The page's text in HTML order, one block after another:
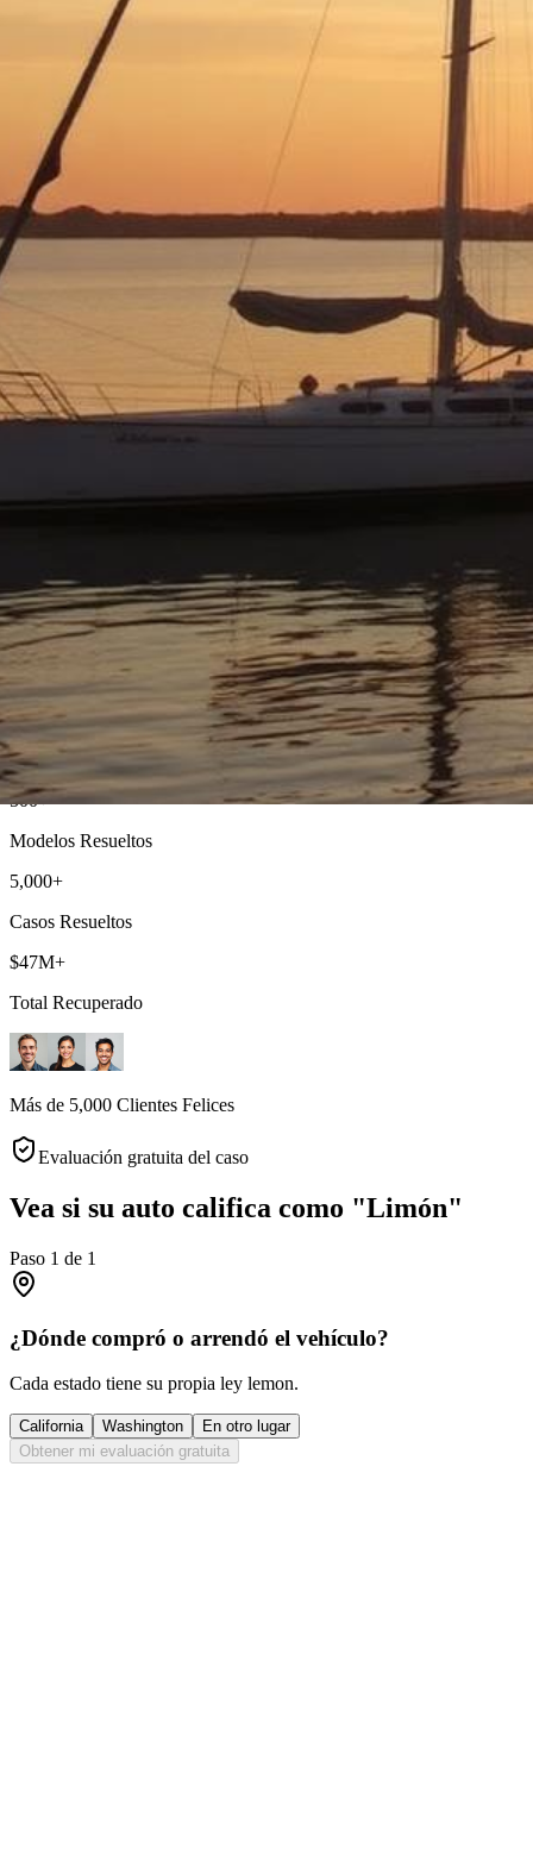
Abogado de Ley Limón en Stockton
Abogados de Ley Limón mejor calificados que sirven a todo San
Joaquin County
500+
Modelos Resueltos
5,000+
Casos Resueltos
$47M+
Total Recuperado
Más de 5,000 Clientes Felices
Evaluación gratuita del caso
Vea si su auto califica como "Limón"
Paso 1 de 1
¿Dónde compró o arrendó el vehículo?
Cada estado tiene su propia ley lemon.
California Washington
En otro lugar
Obtener mi evaluación gratuita